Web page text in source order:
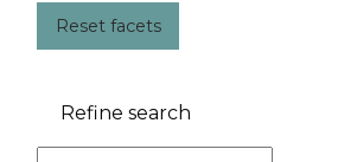
Reset facets
Refine search